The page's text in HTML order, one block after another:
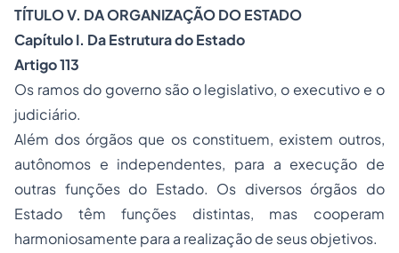
TÍTULO V. DA ORGANIZAÇÃO DO ESTADO
Capítulo I. Da Estrutura do Estado
Artigo 113
Os ramos do governo são o legislativo, o executivo e o
judiciário.
Além dos órgãos que os constituem, existem outros,
autônomos e independentes, para a execução de
outras funções do Estado. Os diversos órgãos do
Estado têm funções distintas, mas cooperam
harmoniosamente para a realização de seus objetivos.